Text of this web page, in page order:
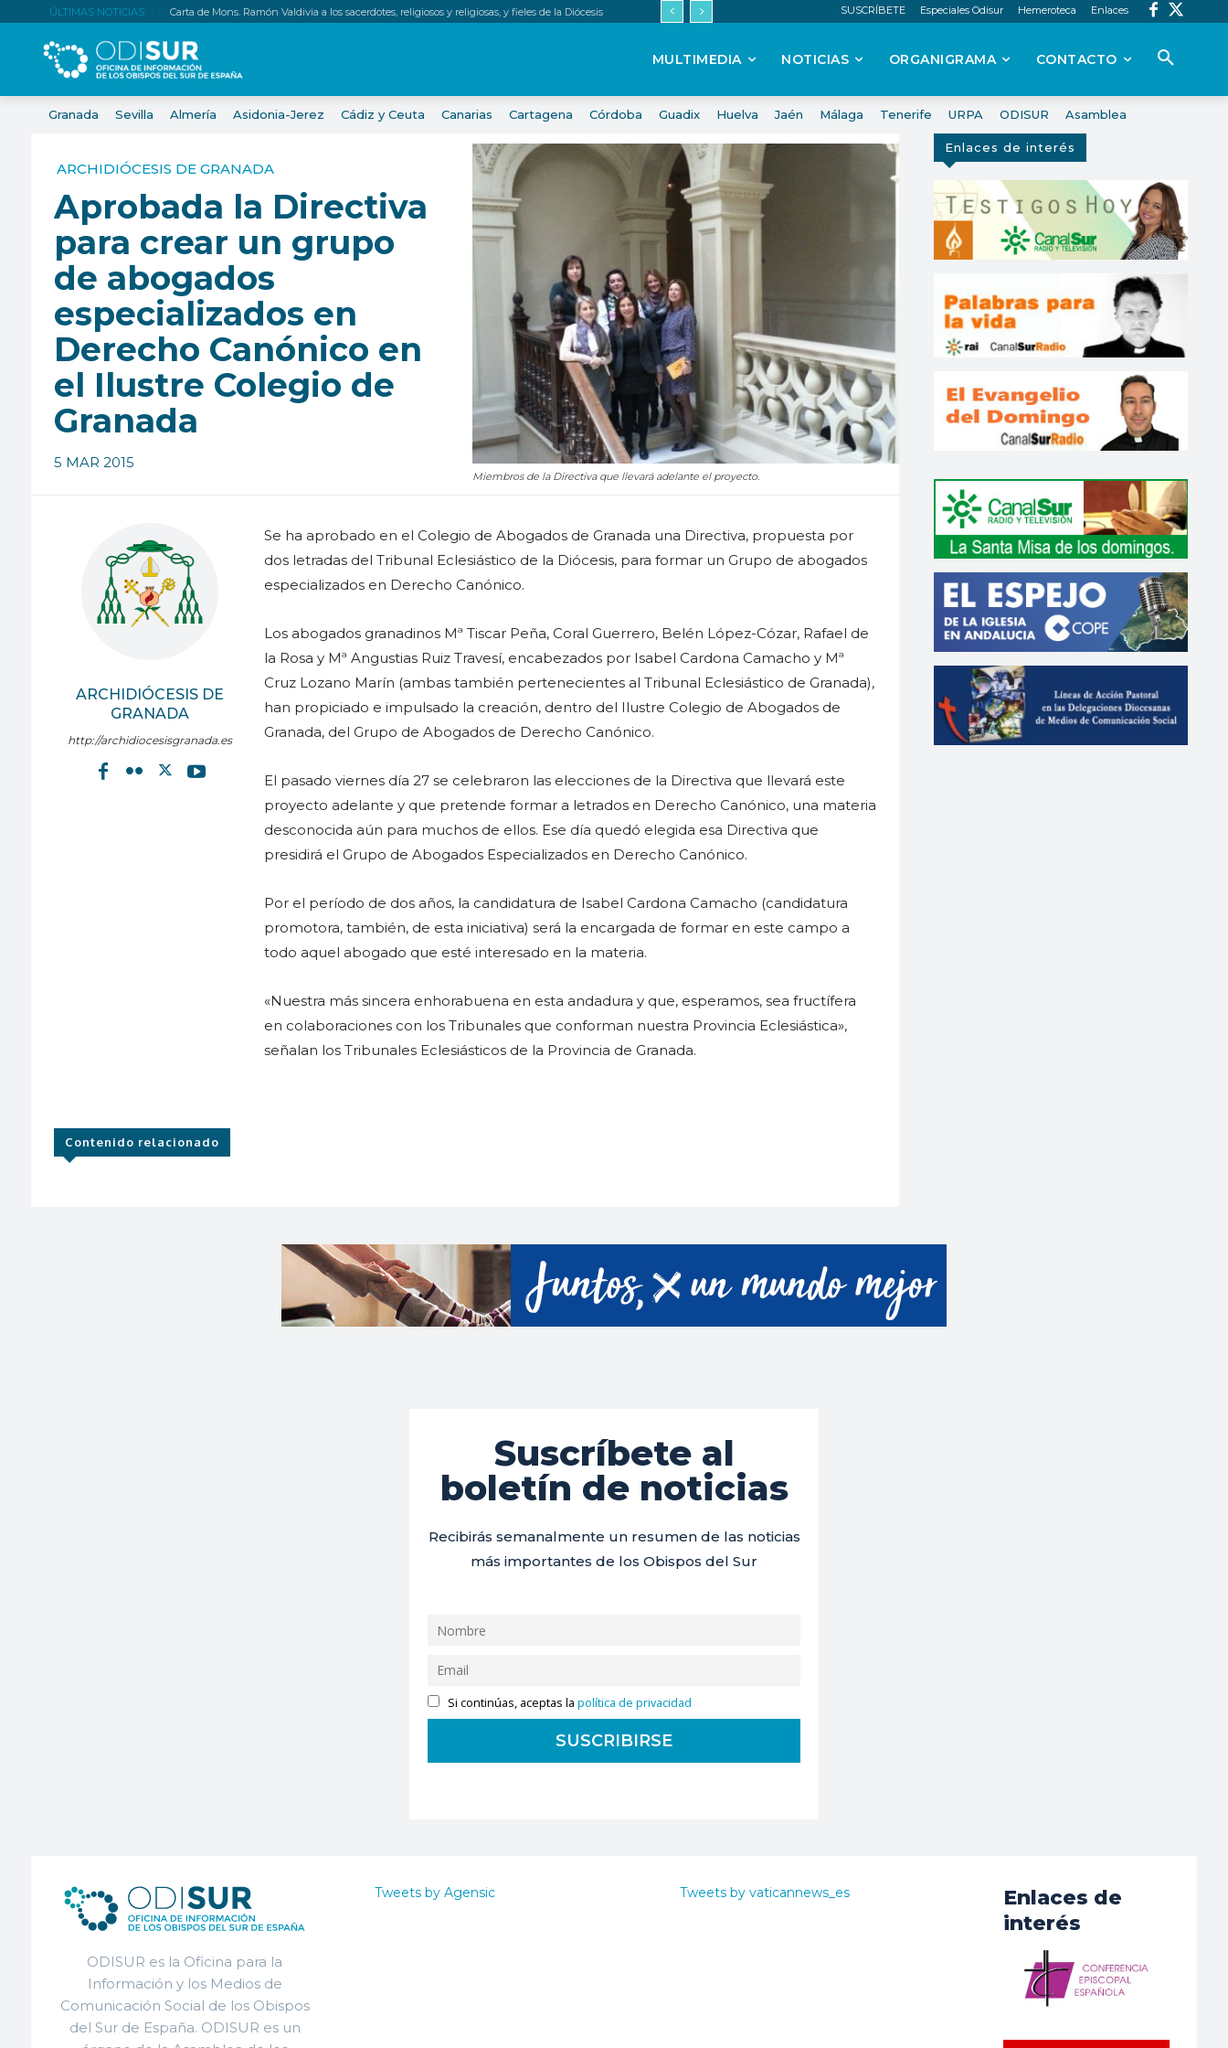
ÚLTIMAS NOTICIAS: Carta de Mons. Ramón Valdivia a los sacerdotes, religiosos y religiosas, y fieles de la Diócesis SUSCRÍBETE Especiales Odisur Hemeroteca Enlaces
MULTIMEDIA NOTICIAS ORGANIGRAMA CONTACTO
Granada Sevilla Almería Asidonia-Jerez Cádiz y Ceuta Canarias Cartagena Córdoba Guadix Huelva Jaén Málaga Tenerife URPA ODISUR Asamblea
ARCHIDIÓCESIS DE GRANADA
Aprobada la Directiva
para crear un grupo
de abogados
especializados en
Derecho Canónico en
el Ilustre Colegio de
Granada
5 MAR 2015
Miembros de la Directiva que llevará adelante el proyecto.
ARCHIDIÓCESIS DE
GRANADA
http://archidiocesisgranada.es
Se ha aprobado en el Colegio de Abogados de Granada una Directiva, propuesta por
dos letradas del Tribunal Eclesiástico de la Diócesis, para formar un Grupo de abogados
especializados en Derecho Canónico.
Los abogados granadinos Mª Tiscar Peña, Coral Guerrero, Belén López-Cózar, Rafael de
la Rosa y Mª Angustias Ruiz Travesí, encabezados por Isabel Cardona Camacho y Mª
Cruz Lozano Marín (ambas también pertenecientes al Tribunal Eclesiástico de Granada),
han propiciado e impulsado la creación, dentro del Ilustre Colegio de Abogados de
Granada, del Grupo de Abogados de Derecho Canónico.
El pasado viernes día 27 se celebraron las elecciones de la Directiva que llevará este
proyecto adelante y que pretende formar a letrados en Derecho Canónico, una materia
desconocida aún para muchos de ellos. Ese día quedó elegida esa Directiva que
presidirá el Grupo de Abogados Especializados en Derecho Canónico.
Por el período de dos años, la candidatura de Isabel Cardona Camacho (candidatura
promotora, también, de esta iniciativa) será la encargada de formar en este campo a
todo aquel abogado que esté interesado en la materia.
«Nuestra más sincera enhorabuena en esta andadura y que, esperamos, sea fructífera
en colaboraciones con los Tribunales que conforman nuestra Provincia Eclesiástica»,
señalan los Tribunales Eclesiásticos de la Provincia de Granada.
Contenido relacionado
Enlaces de interés
Suscríbete al
boletín de noticias
Recibirás semanalmente un resumen de las noticias
más importantes de los Obispos del Sur
Si continúas, aceptas lapolítica de privacidad
ODISUR es la Oficina para la
Información y los Medios de
Comunicación Social de los Obispos
del Sur de España. ODISUR es un
Tweets by Agensic Tweets by vaticannews_es
Enlaces de
interés